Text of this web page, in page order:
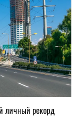
личный рекорд